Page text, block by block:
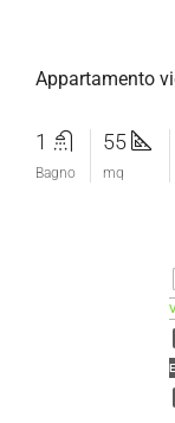
Appartamento
1
Bagno
55
mq